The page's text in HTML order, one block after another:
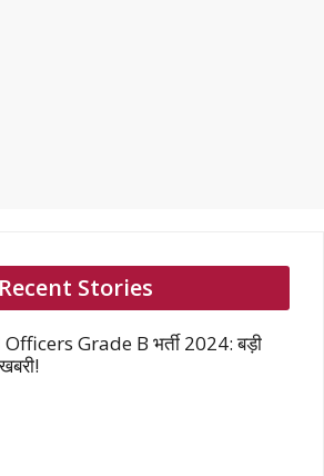
Recent Stories
Officers Grade B भर्ती 2024: बड़ी